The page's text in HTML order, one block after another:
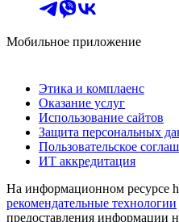
Мобильное приложение
Этика и комплаенс
Оказание услуг
Использование сайтов
Защита персональных
Пользовательское
ИТ аккредитация
На информационном ресурсе
рекомендательные технологии
предоставления информации